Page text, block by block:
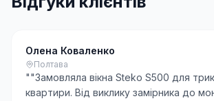
Олена Коваленко
Полтава
""Замовляла вікна Steko S500 для
квартири. Від виклику замірника до